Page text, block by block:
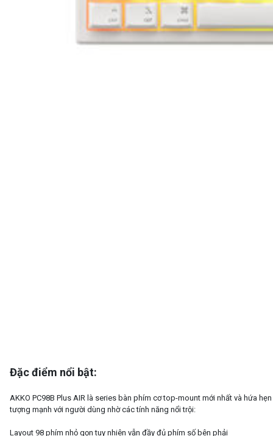
Đặc điểm nổi bật:
AKKO PC98B Plus AIR là series bàn phím cơ top-mount mới nhất và hứa
tượng mạnh với người dùng nhờ các tính năng nổi trội:
Layout 98 phím nhỏ gọn tuy nhiên vẫn đầy đủ phím số bên phải